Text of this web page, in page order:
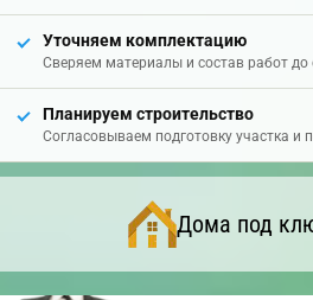
Уточняем комплектацию
Сверяем материалы и состав работ до
Планируем строительство
Согласовываем подготовку участка и
Дома под